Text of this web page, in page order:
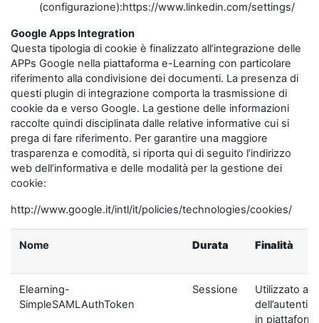
(configurazione):https://www.linkedin.com/settings/
Google Apps Integration
Questa tipologia di cookie è finalizzato all’integrazione delle
APPs Google nella piattaforma e-Learning con particolare
riferimento alla condivisione dei documenti. La presenza di
questi plugin di integrazione comporta la trasmissione di
cookie da e verso Google. La gestione delle informazioni
raccolte quindi disciplinata dalle relative informative cui si
prega di fare riferimento. Per garantire una maggiore
trasparenza e comodità, si riporta qui di seguito l’indirizzo
web dell’informativa e delle modalità per la gestione dei
cookie:
http://www.google.it/intl/it/policies/technologies/cookies/
Nome Durata Finalità
Elearning-
SimpleSAMLAuthToken
Sessione
Utilizzato ai
in